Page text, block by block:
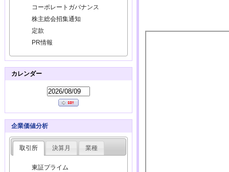
コーポレートガバナンス
株主総会招集通知
定款
PR情報
カレンダー
企業価値分析
取引所 決算月 業種
東証プライム